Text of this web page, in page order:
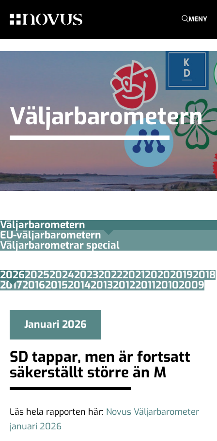
MENY
Väljarbarometern
Väljarbarometern
EU-väljarbarometern
Väljarbarometrar special
202620252024202320222021202020192018
201720162015201420132012201120102009
Januari 2026
SD tappar, men är fortsatt
säkerställt större än M
Läs hela rapporten här: Novus Väljarbarometer
januari 2026